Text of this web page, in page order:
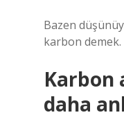
Bazen
karbon demek.
Karbon
daha